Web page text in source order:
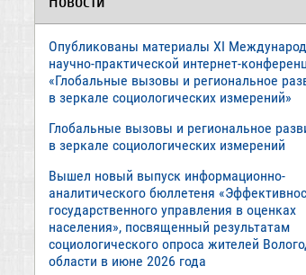
Опубликованы материалы XI
научно-практической интернет-
«Глобальные вызовы и региональное
в зеркале социологических измерений»
Глобальные вызовы и региональное
в зеркале социологических измерений
Вышел новый выпуск информационно-
аналитического бюллетеня
государственного управления в оценках
населения», посвященный результатам
социологического опроса жителей
области в июне 2026 года